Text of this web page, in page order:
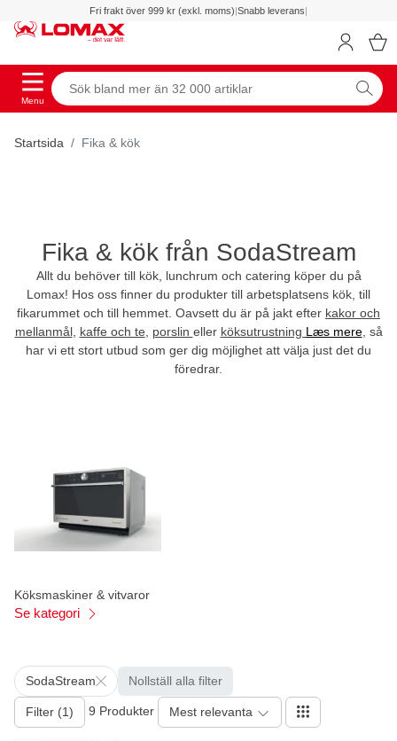
Fri frakt över 999 kr (exkl. moms)|Snabb leverans|
Menu
Startsida Fika & kök
Fika & kök från SodaStream
Allt du behöver till kök, lunchrum och catering köper du på
Lomax! Hos oss finner du produkter till arbetsplatsens kök, till
fikarummet och till hemmet. Oavsett du är på jakt efter kakor och
mellanmål, kaffe och te porslin eller köksutrustning Læs mere, så
har vi ett stort utbud som ger dig möjlighet att välja just det du
föredrar.
Köksmaskiner & vitvaror
Se kategori
SodaStream Nollställ alla filter
Filter (1) 9 Produkter Mest relevanta